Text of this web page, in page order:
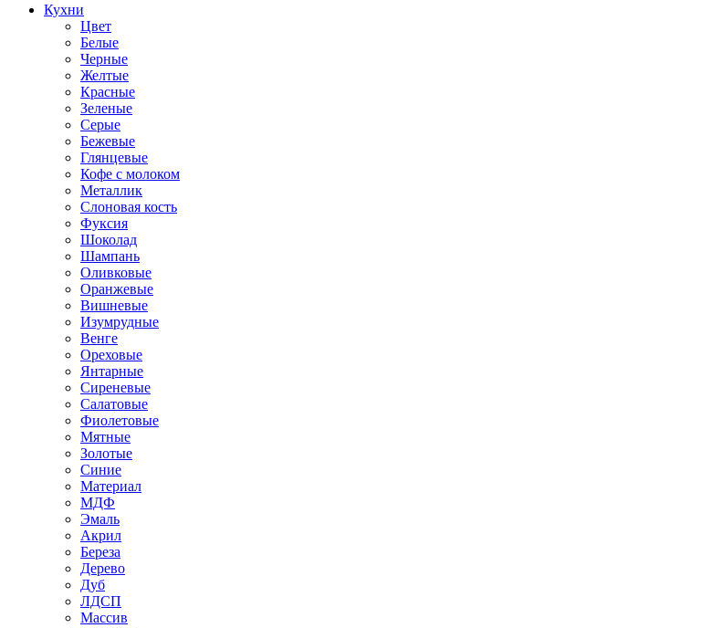
Кухни
Цвет
Белые
Черные
Желтые
Красные
Зеленые
Серые
Бежевые
Глянцевые
Кофе с молоком
Металлик
Слоновая кость
Фуксия
Шоколад
Шампань
Оливковые
Оранжевые
Вишневые
Изумрудные
Венге
Ореховые
Янтарные
Сиреневые
Салатовые
Фиолетовые
Мятные
Золотые
Синие
Материал
МДФ
Эмаль
Акрил
Береза
Дерево
Дуб
ЛДСП
Массив